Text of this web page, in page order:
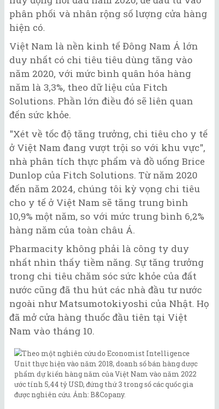
phân phối và nhân rộng số lượng cửa hàng
hiện có.
Việt Nam là nền kinh tế Đông Nam Á lớn
duy nhất có chi tiêu tiêu dùng tăng vào
năm 2020, với mức bình quân hóa hàng
năm là 3,3%, theo dữ liệu của Fitch
Solutions. Phần lớn điều đó sẽ liên quan
đến sức khỏe.
"Xét về tốc độ tăng trưởng, chi tiêu cho y tế
ở Việt Nam đang vượt trội so với khu vực",
nhà phân tích thực phẩm và đồ uống Brice
Dunlop của Fitch Solutions. Từ năm 2020
đến năm 2024, chúng tôi kỳ vọng chi tiêu
cho y tế ở Việt Nam sẽ tăng trung bình
10,9% một năm, so với mức trung bình 6,2%
hàng năm của toàn châu Á.
Pharmacity không phải là công ty duy
nhất nhìn thấy tiềm năng. Sự tăng trưởng
trong chi tiêu chăm sóc sức khỏe của đất
nước cũng đã thu hút các nhà đầu tư nước
ngoài như Matsumotokiyoshi của Nhật. Họ
đã mở cửa hàng thuốc đầu tiên tại Việt
Nam vào tháng 10.